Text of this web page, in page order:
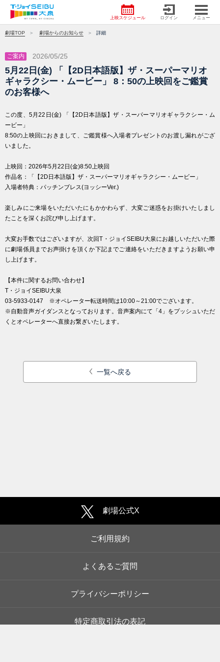
上映スケジュール ログイン メニュー
劇場TOP 劇場からのお知らせ 詳細
ご案内 2026/05/25
5月22日(金) 「【2D日本語版】ザ・スーパーマリオ
ギャラクシー・ムービー」 8：50の上映回をご鑑賞
のお客様へ
この度、5月22日(金) 「【2D日本語版】ザ・スーパーマリオギャラクシー・ム
ービー」
8:50の上映回におきまして、ご鑑賞様へ入場者プレゼントのお渡し漏れがござ
いました。
上映回：2026年5月22日(金)8:50上映回
作品名：「【2D日本語版】ザ・スーパーマリオギャラクシー・ムービー」
入場者特典：パッチンブレス(ヨッシーVer.)
楽しみにご来場をいただいたにもかかわらず、大変ご迷惑をお掛けいたしまし
たことを深くお詫び申し上げます。
大変お手数ではございますが、次回T・ジョイSEIBU大泉にお越しいただいた際
に劇場係員までお声掛けを頂くか下記までご連絡をいただきますようお願い申
し上げます。
【本件に関するお問い合わせ】
T・ジョイSEIBU大泉
03-5933-0147 ※オペレーター転送時間は10:00～21:00でございます。
※自動音声ガイダンスとなっております。音声案内にて「4」をプッシュいただ
くとオペレーターへ直接お繋ぎいたします。
一覧へ戻る
劇場公式X
ご利用規約
よくあるご質問
プライバシーポリシー
特定商取引法の表記